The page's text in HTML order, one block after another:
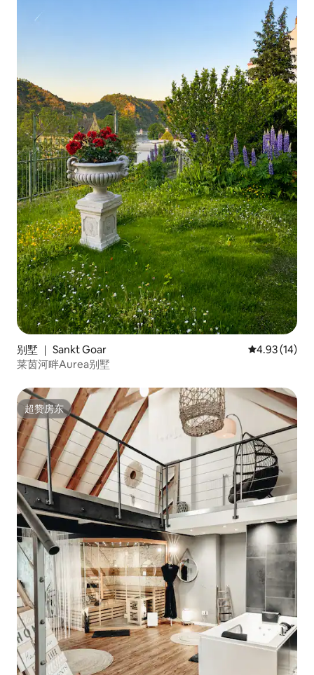
别墅 ｜ Sankt Goar 平均评分
4.93 (14)
莱茵河畔Aurea别墅
超赞房东
超赞房东